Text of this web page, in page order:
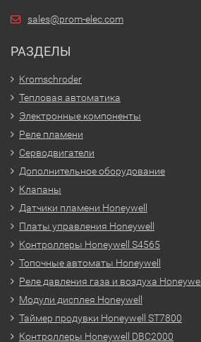
sales@prom-elec.com
РАЗДЕЛЫ
Kromschroder
Тепловая автоматика
Электронные компоненты
Реле пламени
Серводвигатели
Дополнительное оборудование
Клапаны
Датчики пламени Honeywell
Платы управления Honeywell
Контроллеры Honeywell S4565
Топочные автоматы Honeywell
Реле давления газа и воздуха Honeywell
Модули дисплея Honeywell
Таймер продувки Honeywell ST7800
Контроллеры Honeywell DBC2000